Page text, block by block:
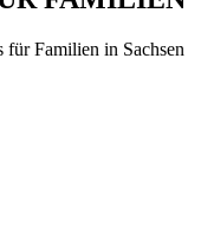
Familien in Sachsen